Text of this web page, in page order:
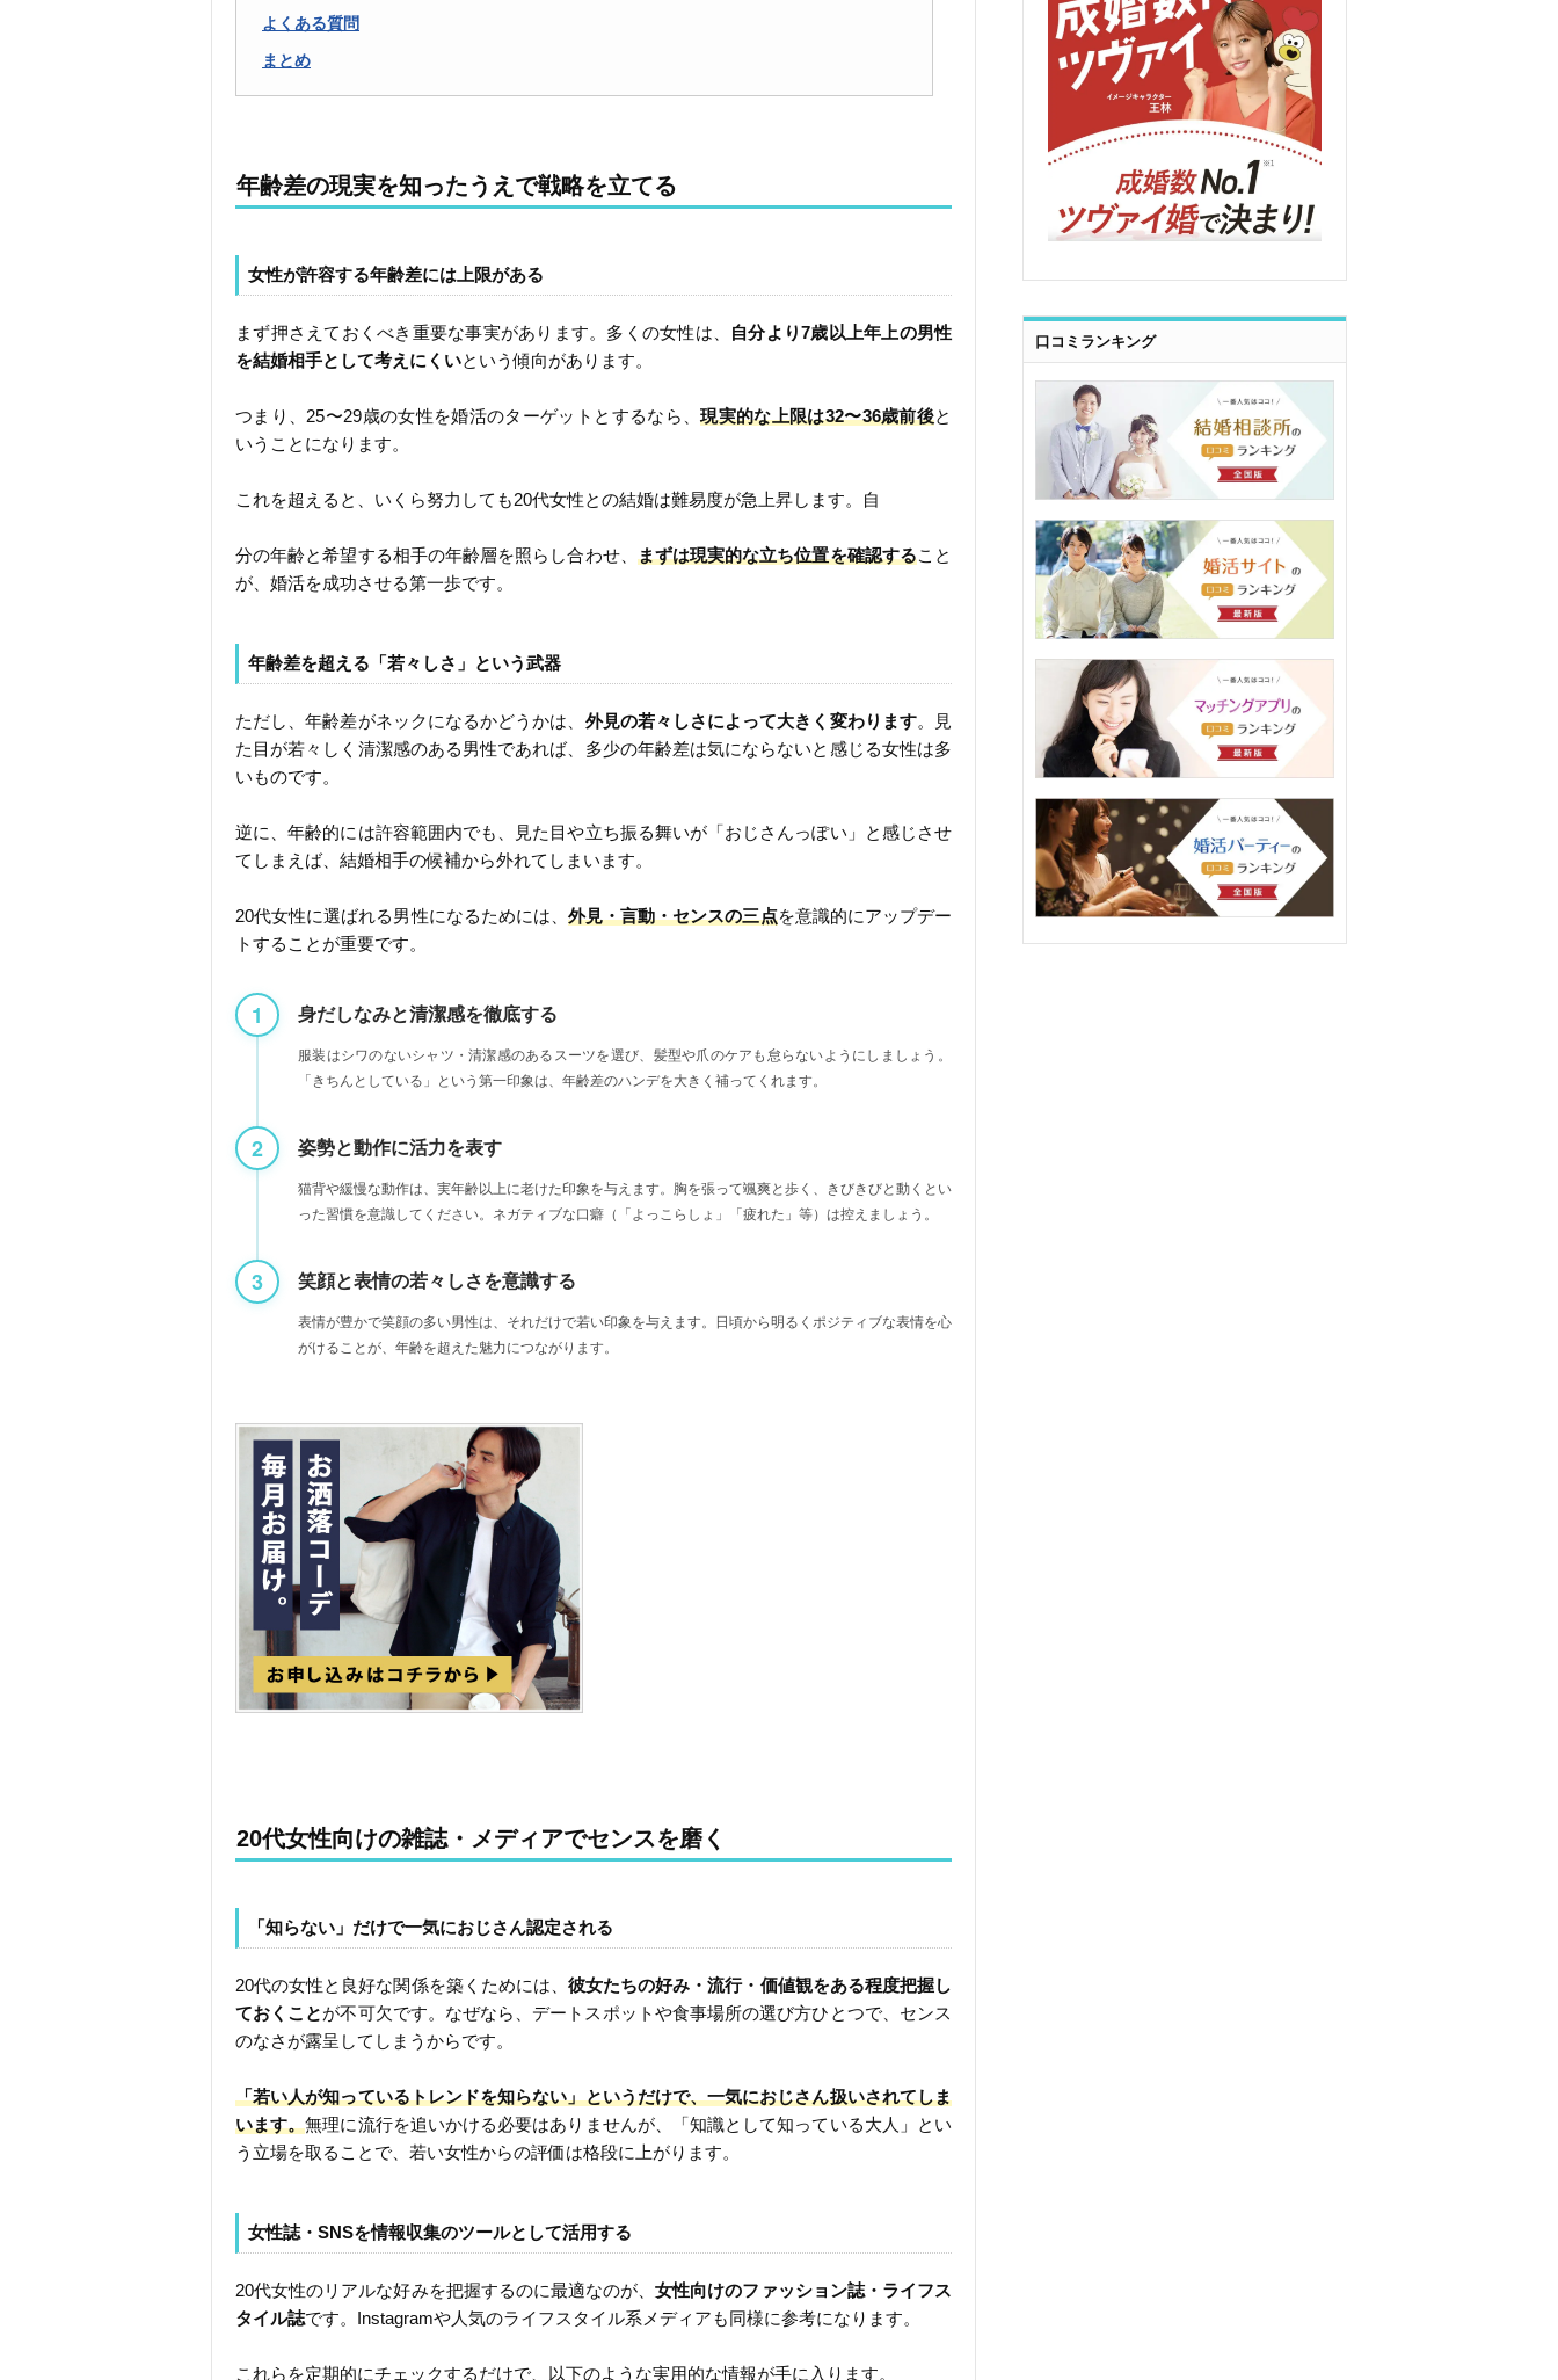
よくある質問
まとめ
年齢差の現実を知ったうえで戦略を立てる
女性が許容する年齢差には上限がある
まず押さえておくべき重要な事実があります。多くの女性は、
自分より7歳以上年上の男性
を結婚相手として考えにくいという傾向があります。
つまり、25〜29歳の女性を婚活のターゲットとするなら、現実的な上限は32〜36歳前後と
いうことになります。
これを超えると、いくら努力しても20代女性との結婚は難易度が急上昇します。自
分の年齢と希望する相手の年齢層を照らし合わせ、 まずは現実的な立ち位置を確認すること
が、婚活を成功させる第一歩です。
年齢差を超える「若々しさ」という武器
ただし、年齢差がネックになるかどうかは、 外見の若々しさによって大きく変わります。見
た目が若々しく清潔感のある男性であれば、多少の年齢差は気にならないと感じる女性は多
いものです。
逆に、年齢的には許容範囲内でも、見た目や立ち振る舞いが「おじさんっぽい」と感じさせ
てしまえば、結婚相手の候補から外れてしまいます。
20代女性に選ばれる男性になるためには、 外見・言動・センスの三点を意識的にアップデー
トすることが重要です。
視点1：
身だしなみと清潔感を徹底する
服装はシワのないシャツ・清潔感のあるスーツを選び、髪型や爪のケアも怠らないようにしましょう。
「きちんとしている」という第一印象は、年齢差のハンデを大きく補ってくれます。
視点2：
姿勢と動作に活力を表す
猫背や緩慢な動作は、実年齢以上に老けた印象を与えます。胸を張って颯爽と歩く、きびきびと動くとい
った習慣を意識してください。ネガティブな口癖（「よっこらしょ」「疲れた」等）は控えましょう。
視点3：
笑顔と表情の若々しさを意識する
表情が豊かで笑顔の多い男性は、それだけで若い印象を与えます。日頃から明るくポジティブな表情を心
がけることが、年齢を超えた魅力につながります。
20代女性向けの雑誌・メディアでセンスを磨く
「知らない」だけで一気におじさん認定される
20代の女性と良好な関係を築くためには、 彼女たちの好み・流行・価値観をある程度把握し
ておくことが不可欠です。なぜなら、デートスポットや食事場所の選び方ひとつで、センス
のなさが露呈してしまうからです。
「若い人が知っているトレンドを知らない」というだけで、一気におじさん扱いされてしま
います。無理に流行を追いかける必要はありませんが、「知識として知っている大人」とい
う立場を取ることで、若い女性からの評価は格段に上がります。
女性誌・SNSを情報収集のツールとして活用する
20代女性のリアルな好みを把握するのに最適なのが、女性向けのファッション誌・ライフス
タイル誌です。Instagramや人気のライフスタイル系メディアも同様に参考になります。
これらを定期的にチェックするだけで、以下のような実用的な情報が手に入ります。
口コミランキング